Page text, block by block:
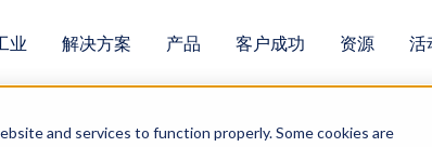
and services to function properly. Some cookies are
业 解决方案 产品 客户成功 资源 活